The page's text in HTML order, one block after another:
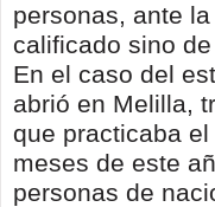
personas, ante
calificado sino
En el caso del
abrió en Melilla,
que practicaba
meses de este
personas de